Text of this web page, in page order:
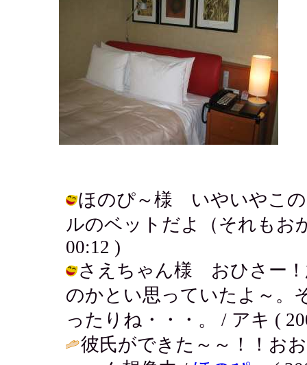
ほのぴ～様 いやいやこ
ルのベットだよ（それもお
00:12 )
さえちゃん様 おひさー！
のかとい思っていたよ～。
ったりね・・・。 / アキ (
彼氏ができた～～！！お